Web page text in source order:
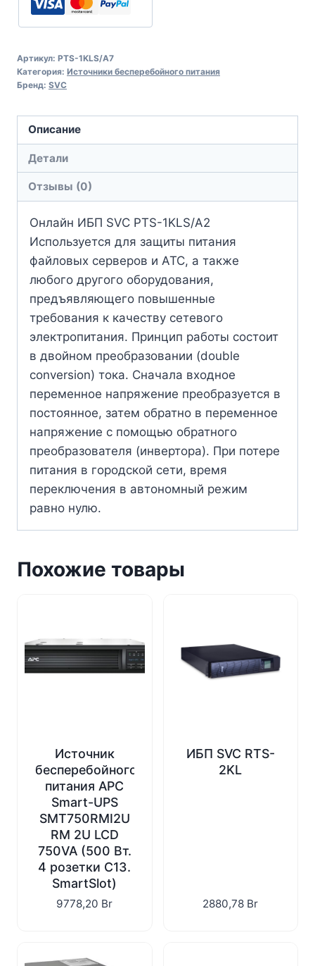
Артикул: PTS-1KLS/A7
Категория: Источники бесперебойного питания
Бренд: SVC
Описание
Детали
Отзывы (0)
Онлайн ИБП SVC PTS-1KLS/A2
Используется для защиты питания
файловых серверов и АТС, а также
любого другого оборудования,
предъявляющего повышенные
требования к качеству сетевого
электропитания. Принцип работы состоит
в двойном преобразовании (double
conversion) тока. Сначала входное
переменное напряжение преобразуется в
постоянное, затем обратно в переменное
напряжение с помощью обратного
преобразователя (инвертора). При потере
питания в городской сети, время
переключения в автономный режим
равно нулю.
Похожие товары
Источник
бесперебойного
питания APC
Smart-UPS
SMT750RMI2U
RM 2U LCD
750VA (500 Вт.
4 розетки C13.
SmartSlot)
9778,20 Br
ИБП SVC RTS-
2KL
2880,78 Br